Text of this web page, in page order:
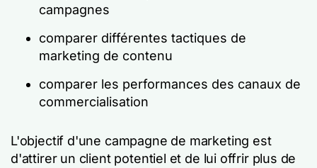
campagnes
comparer différentes tactiques de
marketing de contenu
comparer les performances des canaux de
commercialisation
L'objectif d'une campagne de marketing est
d'attirer un client potentiel et de lui offrir plus de